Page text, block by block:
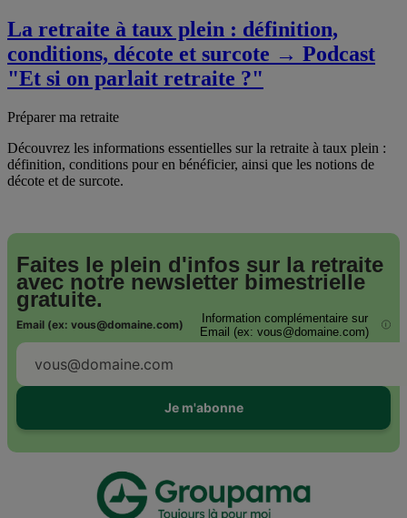
La retraite à taux plein : définition,
conditions, décote et surcote → Podcast
"Et si on parlait retraite ?"
Préparer ma retraite
Découvrez les informations essentielles sur la retraite à taux plein :
définition, conditions pour en bénéficier, ainsi que les notions de
décote et de surcote.
Faites le plein d'infos sur la retraite
avec notre newsletter bimestrielle
gratuite.
Email (ex: vous@domaine.com)
Information complémentaire sur
Email (ex: vous@domaine.com)
i
Je m'abonne